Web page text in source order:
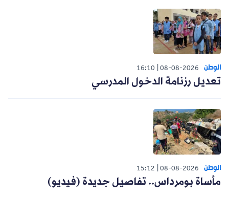
الوطن 08-08-2026
16:10
تعديل رزنامة الدخول المدرسي
الوطن 08-08-2026
15:12
مأساة بومرداس.. تفاصيل جديدة (فيديو)